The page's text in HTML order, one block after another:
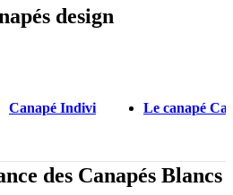
AluminiumLaqué
design
Canapé Indivi Le canapé
des Canapés Blancs